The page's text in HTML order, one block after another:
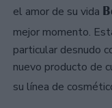
el amor de su vida
mejor momento.
particular desnudo
nuevo producto de
su línea de